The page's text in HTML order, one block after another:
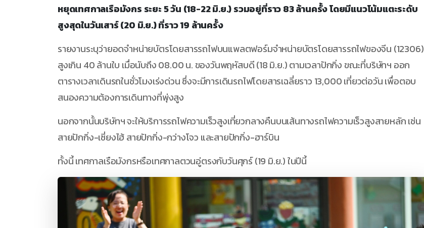
หยุดเทศกาลเรือมังกร ระยะ 5 วัน (18-22 มิ.ย.) รวมอยู่ที่ราว 83 ล้านครั้ง โดยมีแนวโน้มแตะระดับ
สูงสุดในวันเสาร์ (20 มิ.ย.) ที่ราว 19 ล้านครั้ง
รายงานระบุว่ายอดจำหน่ายบัตรโดยสารรถไฟบนแพลตฟอร์มจำหน่ายบัตรโดยสารรถไฟของจีน (12306)
สูงเกิน 40 ล้านใบ เมื่อนับถึง 08.00 น. ของวันพฤหัสบดี (18 มิ.ย.) ตามเวลาปักกิ่ง ขณะที่บริษัทฯ ออก
ตารางเวลาเดินรถในชั่วโมงเร่งด่วน ซึ่งจะมีการเดินรถไฟโดยสารเฉลี่ยราว 13,000 เที่ยวต่อวัน เพื่อตอบ
สนองความต้องการเดินทางที่พุ่งสูง
นอกจากนั้นบริษัทฯ จะให้บริการรถไฟความเร็วสูงเที่ยวกลางคืนบนเส้นทางรถไฟความเร็วสูงสายหลัก เช่น
สายปักกิ่ง-เซี่ยงไฮ้ สายปักกิ่ง-กว่างโจว และสายปักกิ่ง-ฮาร์บิน
ทั้งนี้ เทศกาลเรือมังกรหรือเทศกาลตวนอู่ตรงกับวันศุกร์ (19 มิ.ย.) ในปีนี้